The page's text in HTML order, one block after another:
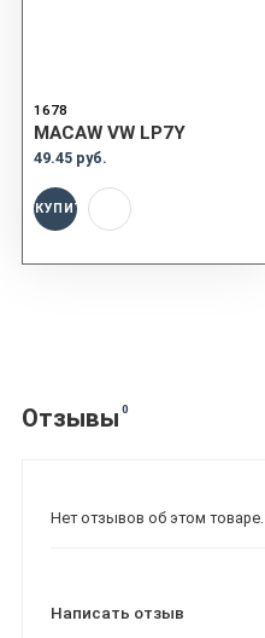
1678
MACAW VW LP7Y
49.45 руб.
КУПИТЬ
Отзывы 0
Нет отзывов об этом товаре.
Написать отзыв